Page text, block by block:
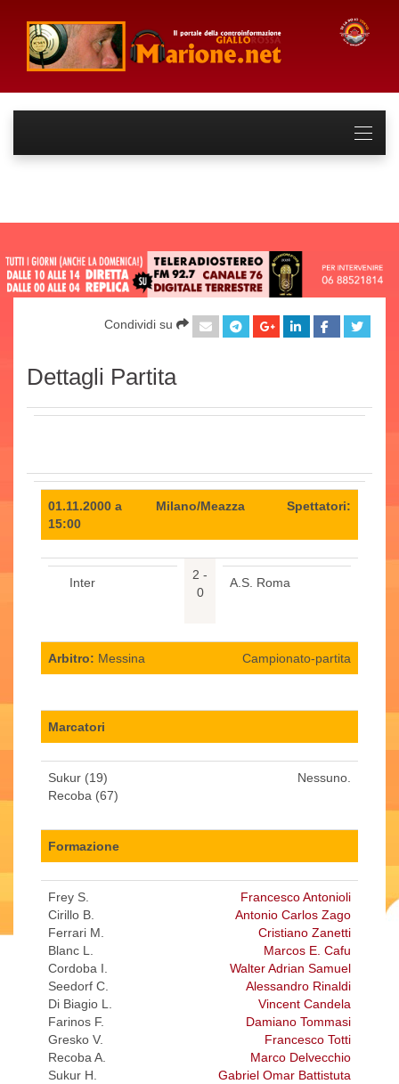
Condividi su
Dettagli Partita
01.11.2000 a
15:00
Milano/Meazza Spettatori:
Inter
2 -
0
A.S. Roma
Arbitro: Messina Campionato-partita
Marcatori
Sukur (19)
Recoba (67)
Nessuno.
Formazione
Frey S.
Cirillo B.
Ferrari M.
Blanc L.
Cordoba I.
Seedorf C.
Di Biagio L.
Farinos F.
Gresko V.
Recoba A.
Sukur H.
Francesco Antonioli
Antonio Carlos Zago
Cristiano Zanetti
Marcos E. Cafu
Walter Adrian Samuel
Alessandro Rinaldi
Vincent Candela
Damiano Tommasi
Francesco Totti
Marco Delvecchio
Gabriel Omar Battistuta